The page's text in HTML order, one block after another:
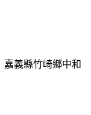
嘉義縣竹崎鄉中和